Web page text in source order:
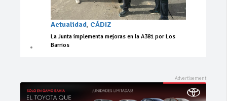
Actualidad, CÁDIZ
La Junta implementa mejoras en la A381 por Los
Barrios